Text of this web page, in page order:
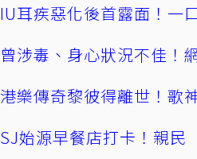
IU耳疾惡化後首露面！一
曾涉毒、身心狀況不佳！
港樂傳奇黎彼得離世！歌
SJ始源早餐店打卡！親民